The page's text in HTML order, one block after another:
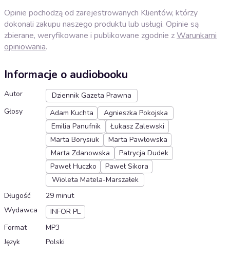
Opinie pochodzą od zarejestrowanych Klientów, którzy
dokonali zakupu naszego produktu lub usługi. Opinie są
zbierane, weryfikowane i publikowane zgodnie zWarunkami
opiniowania.
Informacje o audiobooku
Autor
Dziennik Gazeta Prawna
Głosy
Adam Kuchta
Agnieszka Pokojska
Emilia Panufnik
Łukasz Zalewski
Marta Borysiuk
Marta Pawłowska
Marta Zdanowska
Patrycja Dudek
Paweł Huczko
Paweł Sikora
Wioleta Matela-Marszałek
Długość
29 minut
Wydawca
INFOR PL
Format
MP3
Język
Polski